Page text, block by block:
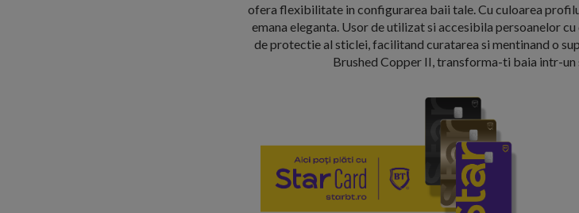
ofera flexibilitate in configurarea baii tale. Cu culoarea
emana eleganta. Usor de utilizat si accesibila persoanelor
de protectie al sticlei, facilitand curatarea si mentinand o
Brushed Copper II, transforma-ti baia intr-un